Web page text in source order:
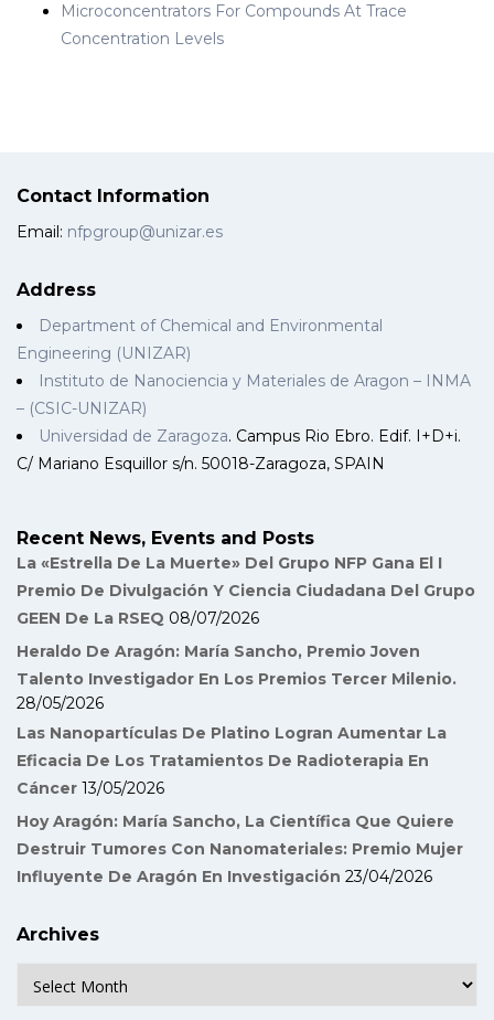
Microconcentrators For Compounds At Trace
Concentration Levels
Contact Information
Email: nfpgroup@unizar.es
Address
Department of Chemical and Environmental
Engineering (UNIZAR)
Instituto de Nanociencia y Materiales de Aragon – INMA
– (CSIC-UNIZAR)
Universidad de Zaragoza. Campus Rio Ebro. Edif. I+D+i.
C/ Mariano Esquillor s/n. 50018-Zaragoza, SPAIN
Recent News, Events and Posts
La «Estrella De La Muerte» Del Grupo NFP Gana El I
Premio De Divulgación Y Ciencia Ciudadana Del Grupo
GEEN De La RSEQ 08/07/2026
Heraldo De Aragón: María Sancho, Premio Joven
Talento Investigador En Los Premios Tercer Milenio.
28/05/2026
Las Nanopartículas De Platino Logran Aumentar La
Eficacia De Los Tratamientos De Radioterapia En
Cáncer 13/05/2026
Hoy Aragón: María Sancho, La Científica Que Quiere
Destruir Tumores Con Nanomateriales: Premio Mujer
Influyente De Aragón En Investigación 23/04/2026
Archives